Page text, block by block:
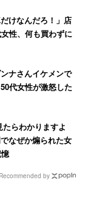
けなんだろ！」店
性、何も買わずに
ナさんイケメンで
代女性が激怒した
らわかりますよ
なぜか煽られた女
Recommended by